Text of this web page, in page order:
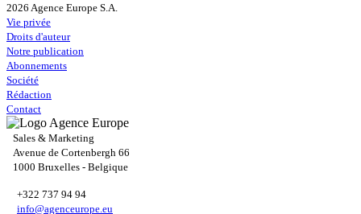
2026 Agence Europe S.A.
Vie privée
Droits d'auteur
Notre publication
Abonnements
Société
Rédaction
Contact
Sales & Marketing
Avenue de Cortenbergh 66
1000 Bruxelles - Belgique
+322 737 94 94
info@agenceurope.eu